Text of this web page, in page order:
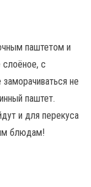
паштетом и
с
не
паштет.
и для перекуса
блюдам!